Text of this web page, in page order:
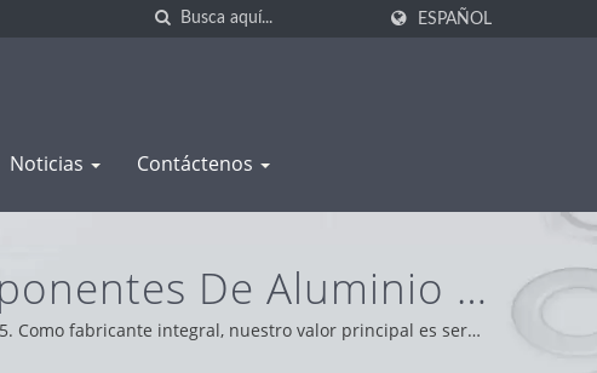
ESPAÑOL
Noticias Contáctenos
De Aluminio Y
Como fabricante integral, nuestro valor principal es ser
operamos con integridad, actitud pragmática y confiable,